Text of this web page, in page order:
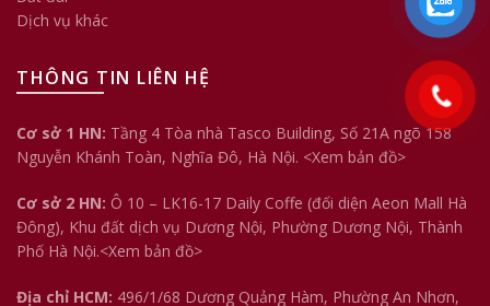
Dịch vụ khác
THÔNG TIN LIÊN HỆ
Cơ sở 1 HN: Tầng 4 Tòa nhà Tasco Building, Số 21A ngõ 158
Nguyễn Khánh Toàn, Nghĩa Đô, Hà Nội. <Xem bản đồ>
Cơ sở 2 HN: Ô 10 – LK16-17 Daily Coffe (đối diện Aeon Mall Hà
Đông), Khu đất dịch vụ Dương Nội, Phường Dương Nội, Thành
Phố Hà Nội.<Xem bản đồ>
Địa chỉ HCM: 496/1/68 Dương Quảng Hàm, Phường An Nhơn,